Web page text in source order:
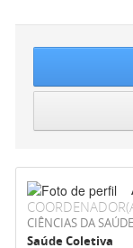
CIÊNCIAS DA SAÚDE
Saúde Coletiva